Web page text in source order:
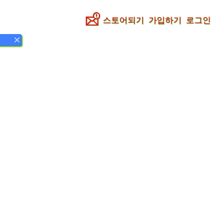
스토어되기 가입하기 로그인